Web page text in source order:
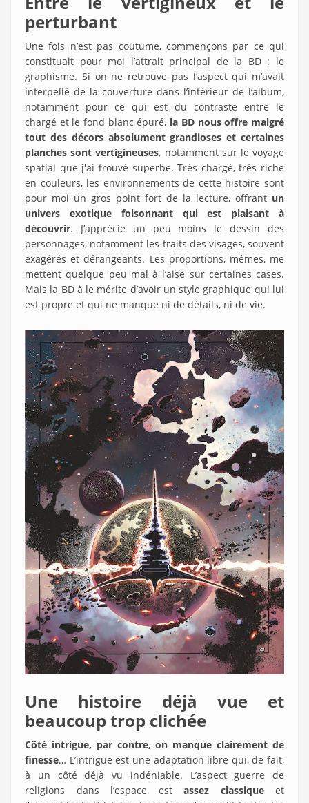
perturbant
Une fois n’est pas coutume, commençons par ce qui
constituait pour moi l’attrait principal de la BD : le
graphisme. Si on ne retrouve pas l’aspect qui m’avait
interpellé de la couverture dans l’intérieur de l’album,
notamment pour ce qui est du contraste entre le
chargé et le fond blanc épuré, la BD nous offre malgré
tout des décors absolument grandioses et certaines
planches sont vertigineuses, notamment sur le voyage
spatial que j'ai trouvé superbe. Très chargé, très riche
en couleurs, les environnements de cette histoire sont
pour moi un gros point fort de la lecture, offrant un
univers exotique foisonnant qui est plaisant à
découvrir. J’apprécie un peu moins le dessin des
personnages, notamment les traits des visages, souvent
exagérés et dérangeants. Les proportions, mêmes, me
mettent quelque peu mal à l’aise sur certaines cases.
Mais la BD à le mérite d’avoir un style graphique qui lui
est propre et qui ne manque ni de détails, ni de vie.
Une histoire déjà vue et
beaucoup trop clichée
Côté intrigue, par contre, on manque clairement de
finesse… L’intrigue est une adaptation libre qui, de fait,
à un côté déjà vu indéniable. L’aspect guerre de
religions dans l’espace est assez classiqueet